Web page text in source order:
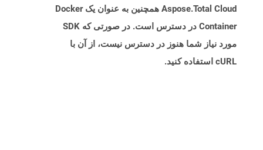
Aspose.Total Cloud همچنین به عنوان یک Docker
Container در دسترس است. در صورتی که SDK
مورد نیاز شما هنوز در دسترس نیست، از آن با
cURL استفاده کنید.